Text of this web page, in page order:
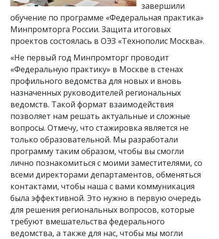
завершили
обучение по программе «Федеральная практика»
Минпромторга России. Защита итоговых
проектов состоялась в ОЭЗ «Технополис Москва».
«Не первый год Минпромторг проводит
«Федеральную практику» в Москве в стенах
профильного ведомства для новых и вновь
назначенных руководителей региональных
ведомств. Такой формат взаимодействия
позволяет нам решать актуальные и сложные
вопросы. Отмечу, что стажировка является не
только образовательной. Мы разработали
программу таким образом, чтобы вы смогли
лично познакомиться с моими заместителями, со
всеми директорами департаментов, обменяться
контактами, чтобы наша с вами коммуникация
была эффективной. Это нужно в первую очередь
для решения региональных вопросов, которые
требуют вмешательства федерального
ведомства, а также для нас, чтобы мы могли